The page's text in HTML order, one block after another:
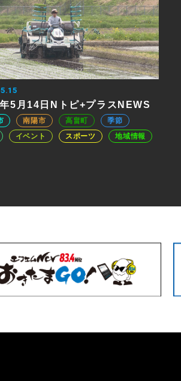
5月14日Nトピ+プラスNEWS
南陽市 高畠町
季節
イベント スポーツ 地域情報